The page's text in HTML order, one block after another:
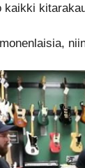
kaikki